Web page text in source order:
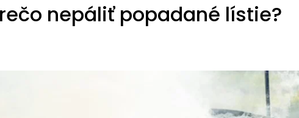
nepáliť popadané lístie?